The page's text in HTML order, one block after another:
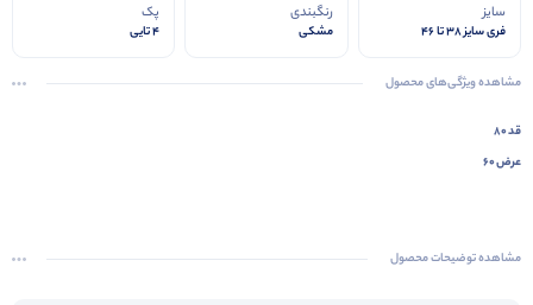
سایز
فری سایز 38 تا 46
رنگبندی
مشکی
پک
4 تایی
مشاهده ویژگی‌های محصول
قد ۸۰
عرض ۶۰
مشاهده توضیحات محصول